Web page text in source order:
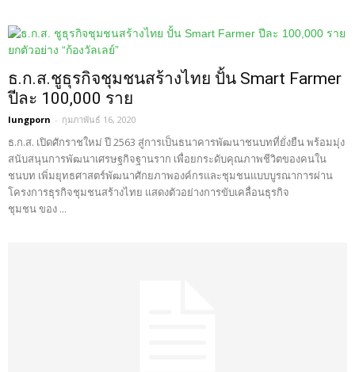
ธ.ก.ส.ชูธุรกิจชุมชนสร้างไทย ปั้น Smart Farmer
ปีละ 100,000 ราย
lungporn - กุมภาพันธ์ 16, 2020
ธ.ก.ส. เปิดศักราชใหม่ ปี 2563 สู่การเป็นธนาคารพัฒนาชนบทที่ยั่งยืน พร้อมมุ่ง
สนับสนุนการพัฒนาเศรษฐกิจฐานราก เพื่อยกระดับคุณภาพชีวิตของคนใน
ชนบท เพิ่มยุทธศาสตร์พัฒนาศักยภาพองค์กรและชุมชนแบบบูรณาการผ่าน
โครงการธุรกิจชุมชนสร้างไทย แสดงตัวอย่างการขับเคลื่อนธุรกิจ
ชุมชน ของ ...